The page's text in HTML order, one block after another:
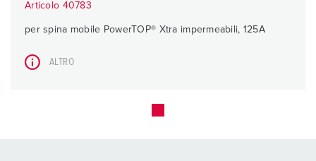
Articolo 40783
per spina mobile PowerTOP® Xtra impermeabili, 125A
ALTRO